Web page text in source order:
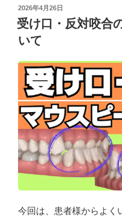
投
稿
日:
2026年4月26日
受け口・反対咬合
いて
今回は、患者様からよく